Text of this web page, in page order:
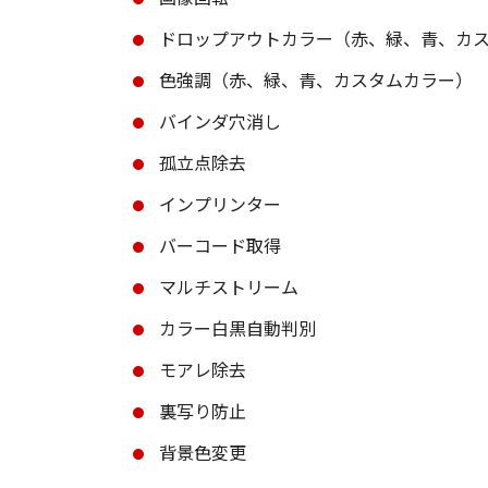
ドロップアウトカラー（赤、緑、青、カ
色強調（赤、緑、青、カスタムカラー）
バインダ穴消し
孤立点除去
インプリンター
バーコード取得
マルチストリーム
カラー白黒自動判別
モアレ除去
裏写り防止
背景色変更